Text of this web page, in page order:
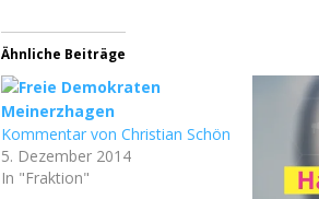
Ähnliche Beiträge
Kommentar von Christian Schön
5. Dezember 2014
In "Fraktion"